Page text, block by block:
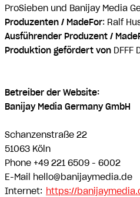
ProSieben und Banijay Media
Produzenten / MadeFor: Ralf
Ausführender Produzent /
Produktion gefördert von
Betreiber der Website:
Banijay Media Germany GmbH
Schanzenstraße 22
51063 Köln
Phone +49 221 6509 - 6002
E-Mail hello@banijaymedia.de
Internet: https://